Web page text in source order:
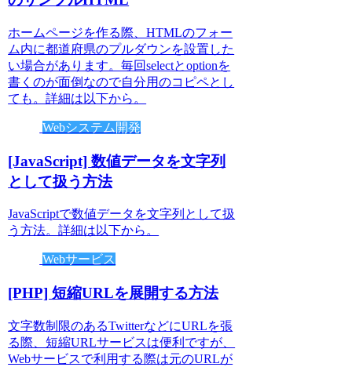
ホームページを作る際、HTMLのフォー
ム内に都道府県のプルダウンを設置した
い場合があります。毎回selectとoptionを
書くのが面倒なので自分用のコピペとし
ても。詳細は以下から。
Webシステム開発
[JavaScript] 数値データを文字列
として扱う方法
JavaScriptで数値データを文字列として扱
う方法。詳細は以下から。
Webサービス
[PHP] 短縮URLを展開する方法
文字数制限のあるTwitterなどにURLを張
る際、短縮URLサービスは便利ですが、
Webサービスで利用する際は元のURLが